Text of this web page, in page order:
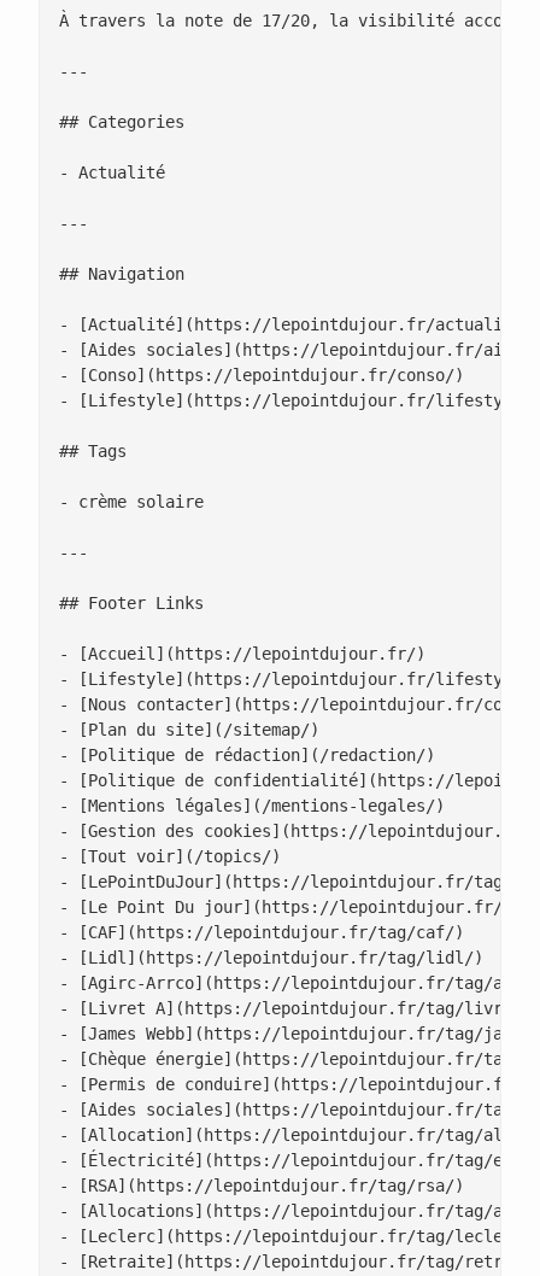
À travers la note de 17/20, la visibilité accordée
---
## Categories
- Actualité
---
## Navigation
- [Actualité](https://lepointdujour.fr/actualite/)
- [Aides sociales](https://lepointdujour.fr/
- [Conso](https://lepointdujour.fr/conso/)
- [Lifestyle](https://lepointdujour.fr/lifestyle/)
## Tags
- crème solaire
---
## Footer Links
- [Accueil](https://lepointdujour.fr/)
- [Lifestyle](https://lepointdujour.fr/lifestyle/)
- [Nous contacter](https://lepointdujour.fr/
- [Plan du site](/sitemap/)
- [Politique de rédaction](/redaction/)
- [Politique de confidentialité](https://
- [Mentions légales](/mentions-legales/)
- [Gestion des cookies](https://lepointdujour.fr/
- [Tout voir](/topics/)
- [LePointDuJour](https://lepointdujour.fr/tag/
- [Le Point Du jour](https://lepointdujour.fr/
- [CAF](https://lepointdujour.fr/tag/caf/)
- [Lidl](https://lepointdujour.fr/tag/lidl/)
- [Agirc-Arrco](https://lepointdujour.fr/tag/
- [Livret A](https://lepointdujour.fr/tag/livret-
- [James Webb](https://lepointdujour.fr/tag/james-
- [Chèque énergie](https://lepointdujour.fr/tag/
- [Permis de conduire](https://lepointdujour.fr/
- [Aides sociales](https://lepointdujour.fr/tag/
- [Allocation](https://lepointdujour.fr/tag/
- [Électricité](https://lepointdujour.fr/tag/
- [RSA](https://lepointdujour.fr/tag/rsa/)
- [Allocations](https://lepointdujour.fr/tag/
- [Leclerc](https://lepointdujour.fr/tag/leclerc/)
- [Retraite](https://lepointdujour.fr/tag/